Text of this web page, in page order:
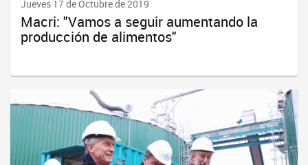
Jueves 17 de Octubre de 2019
Macri: "Vamos a seguir aumentando la
producción de alimentos"